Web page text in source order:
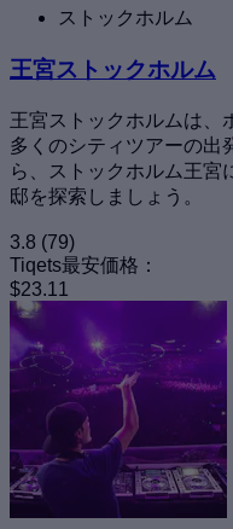
ストックホルム
王宮ストックホルム
王宮ストックホルムは、
多くのシティツアーの出
ら、ストックホルム王宮
邸を探索しましょう。
3.8 (79)
Tiqets最安価格：
$23.11